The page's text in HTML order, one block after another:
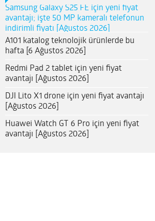
Samsung Galaxy S25 FE için yeni fiyat
avantajı; işte 50 MP kameralı telefonun
indirimli fiyatı [Ağustos 2026]
A101 katalog teknolojik ürünlerde bu
hafta [6 Ağustos 2026]
Redmi Pad 2 tablet için yeni fiyat
avantajı [Ağustos 2026]
DJI Lito X1 drone için yeni fiyat avantajı
[Ağustos 2026]
Huawei Watch GT 6 Pro için yeni fiyat
avantajı [Ağustos 2026]